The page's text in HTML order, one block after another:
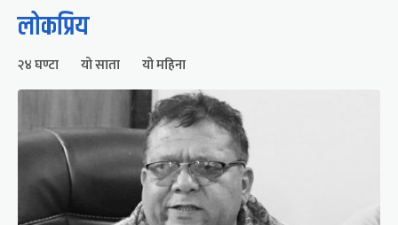
लोकप्रिय
२४ घण्टा यो साता यो महिना